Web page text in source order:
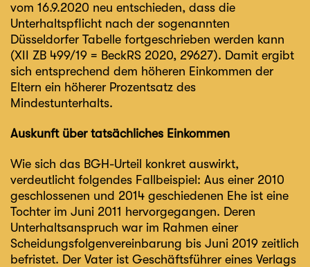
vom 16.9.2020 neu entschieden, dass die
Unterhaltspflicht nach der sogenannten
Düsseldorfer Tabelle fortgeschrieben werden kann
(XII ZB 499/19 = BeckRS 2020, 29627). Damit ergibt
sich entsprechend dem höheren Einkommen der
Eltern ein höherer Prozentsatz des
Mindestunterhalts.
Auskunft über tatsächliches Einkommen
Wie sich das BGH-Urteil konkret auswirkt,
verdeutlicht folgendes Fallbeispiel: Aus einer 2010
geschlossenen und 2014 geschiedenen Ehe ist eine
Tochter im Juni 2011 hervorgegangen. Deren
Unterhaltsanspruch war im Rahmen einer
Scheidungsfolgenvereinbarung bis Juni 2019 zeitlich
befristet. Der Vater ist Geschäftsführer eines Verlags